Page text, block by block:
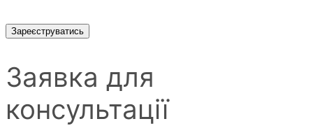
Зареєструватись
Заявка для
консультації